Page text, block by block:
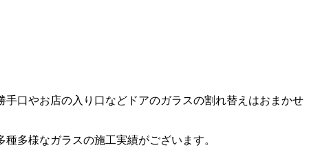
口やお店の入り口などドアのガラスの割れ替えはおまかせ
多様なガラスの施工実績がございます。